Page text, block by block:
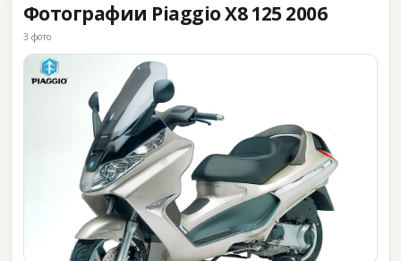
Фотографии Piaggio X8 125 2006
3 фото